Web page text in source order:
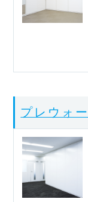
プレウォ